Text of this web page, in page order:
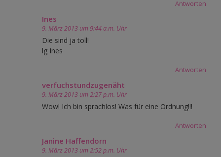
Antworten
Ines
9. März 2013 um 9:44 a.m. Uhr
Die sind ja toll!
lg Ines
Antworten
verfuchstundzugenäht
9. März 2013 um 2:27 p.m. Uhr
Wow! Ich bin sprachlos! Was für eine Ordnung!!!
Antworten
Janine Haffendorn
9. März 2013 um 2:52 p.m. Uhr